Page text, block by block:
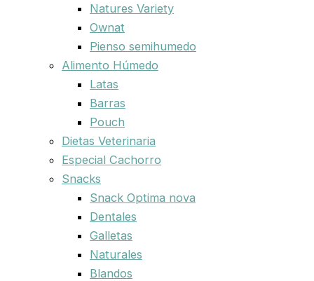
Natures Variety
Ownat
Pienso semihumedo
Alimento Húmedo
Latas
Barras
Pouch
Dietas Veterinaria
Especial Cachorro
Snacks
Snack Optima nova
Dentales
Galletas
Naturales
Blandos